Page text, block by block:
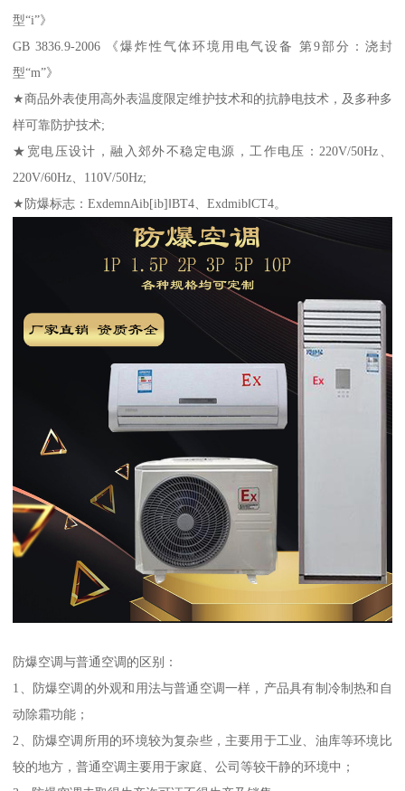
型“i”》
GB 3836.9-2006 《爆炸性气体环境用电气设备 第9部分：浇封
型“m”》
★商品外表使用高外表温度限定维护技术和的抗静电技术，及多种多
样可靠防护技术;
★宽电压设计，融入郊外不稳定电源，工作电压：220V/50Hz、
220V/60Hz、110V/50Hz;
★防爆标志：ExdemnAib[ib]‖BT4、Exdmib‖CT4。
防爆空调与普通空调的区别：
1、防爆空调的外观和用法与普通空调一样，产品具有制冷制热和自
动除霜功能；
2、防爆空调所用的环境较为复杂些，主要用于工业、油库等环境比
较的地方，普通空调主要用于家庭、公司等较干静的环境中；